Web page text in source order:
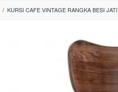
/ KURSI CAFE VINTAGE RANGKA BESI JATI